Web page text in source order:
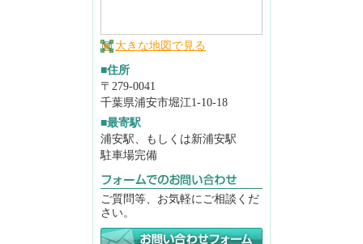
大きな地図で見る
■住所
〒279-0041
千葉県浦安市堀江1-10-18
■最寄駅
浦安駅、もしくは新浦安駅
駐車場完備
ご質問等、お気軽にご相談くだ
さい。